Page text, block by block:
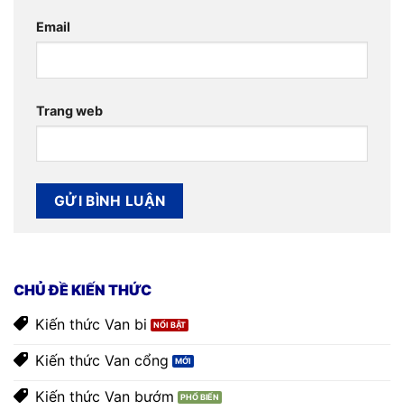
Email
Trang web
CHỦ ĐỀ KIẾN THỨC
Kiến thức Van bi
Kiến thức Van cổng
Kiến thức Van bướm